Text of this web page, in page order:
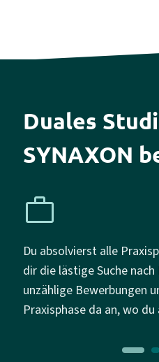
Duales
SYNAXON
work
Du absolvierst alle
dir die lästige Suche
unzählige Bewerbungen
Praxisphase da an, wo